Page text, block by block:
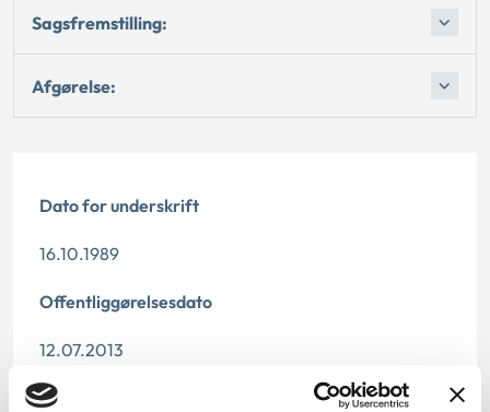
Sagsfremstilling:
Afgørelse:
Dato for underskrift
16.10.1989
Offentliggørelsesdato
12.07.2013
Paragraf